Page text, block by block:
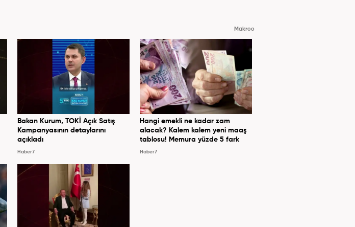
Makroo
Bakan Kurum, TOKİ Açık Satış
Kampanyasının detaylarını
açıkladı
Haber7
Hangi emekli ne kadar zam
alacak? Kalem kalem yeni maaş
tablosu! Memura yüzde 5 fark
Haber7